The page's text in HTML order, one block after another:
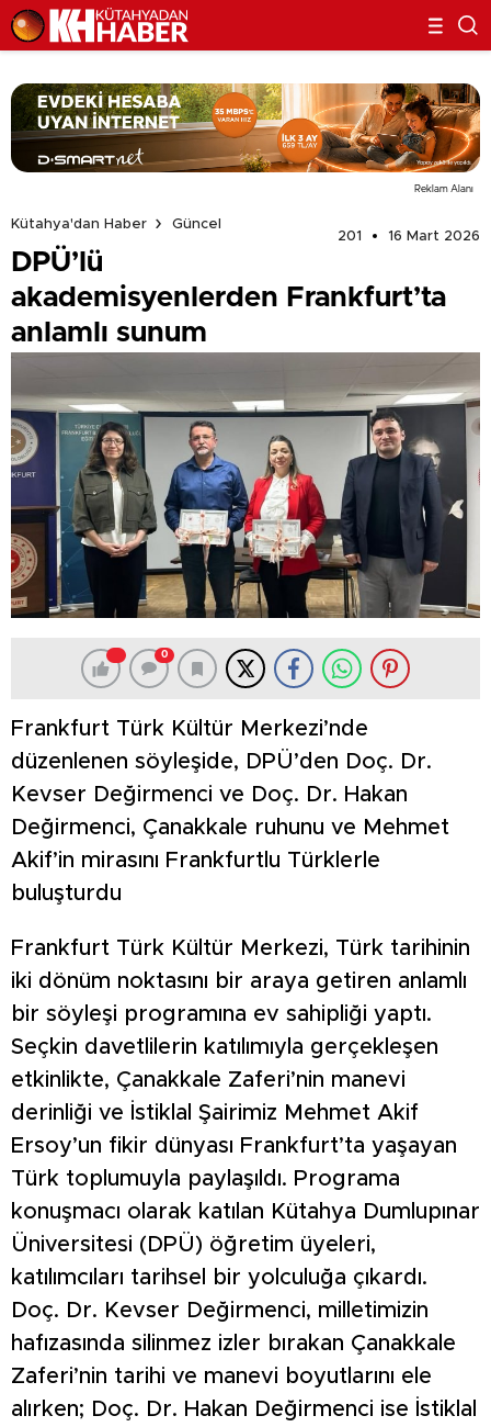
Reklam Alanı
Kütahya'dan Haber
Güncel
201
16 Mart 2026
DPÜ’lü
akademisyenlerden Frankfurt’ta
anlamlı sunum
0
Frankfurt Türk Kültür Merkezi’nde
düzenlenen söyleşide, DPÜ’den Doç. Dr.
Kevser Değirmenci ve Doç. Dr. Hakan
Değirmenci, Çanakkale ruhunu ve Mehmet
Akif’in mirasını Frankfurtlu Türklerle
buluşturdu
Frankfurt Türk Kültür Merkezi, Türk tarihinin
iki dönüm noktasını bir araya getiren anlamlı
bir söyleşi programına ev sahipliği yaptı.
Seçkin davetlilerin katılımıyla gerçekleşen
etkinlikte, Çanakkale Zaferi’nin manevi
derinliği ve İstiklal Şairimiz Mehmet Akif
Ersoy’un fikir dünyası Frankfurt’ta yaşayan
Türk toplumuyla paylaşıldı. Programa
konuşmacı olarak katılan Kütahya Dumlupınar
Üniversitesi (DPÜ) öğretim üyeleri,
katılımcıları tarihsel bir yolculuğa çıkardı.
Doç. Dr. Kevser Değirmenci, milletimizin
hafızasında silinmez izler bırakan Çanakkale
Zaferi’nin tarihi ve manevi boyutlarını ele
alırken; Doç. Dr. Hakan Değirmenci ise İstiklal